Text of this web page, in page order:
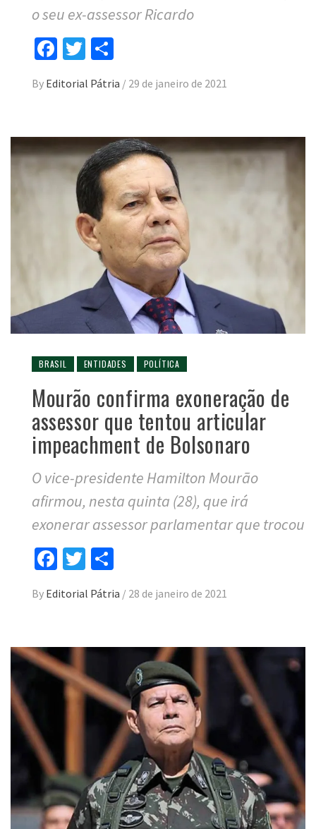
o seu ex-assessor Ricardo
Facebook
Twitter
By Editorial Pátria / 29 de janeiro de 2021
BRASIL ENTIDADES POLÍTICA
Mourão confirma exoneração de
assessor que tentou articular
impeachment de Bolsonaro
O vice-presidente Hamilton Mourão
afirmou, nesta quinta (28), que irá
exonerar assessor parlamentar que trocou
Facebook
Twitter
By Editorial Pátria / 28 de janeiro de 2021